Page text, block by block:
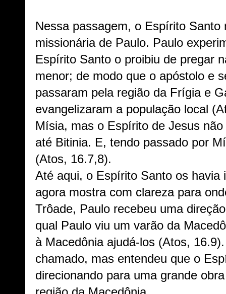
Nessa passagem, o Espírito Santo
missionária de Paulo. Paulo
Espírito Santo o proibiu de pregar
menor; de modo que o apóstolo e
passaram pela região da Frígia e
evangelizaram a população local
Mísia, mas o Espírito de Jesus
até Bitinia. E, tendo passado por
(Atos, 16.7,8).
Até aqui, o Espírito Santo os havia
agora mostra com clareza para
Trôade, Paulo recebeu uma
qual Paulo viu um varão da
à Macedônia ajudá-los (Atos,
chamado, mas entendeu que o
direcionando para uma grande